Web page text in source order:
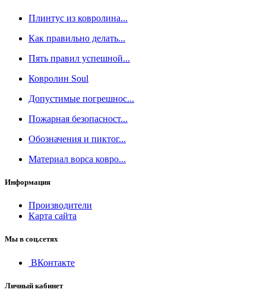
Плинтус из ковролина...
Как правильно делать...
Пять правил успешной...
Ковролин Soul
Допустимые погрешнос...
Пожарная безопасност...
Обозначения и пиктог...
Материал ворса ковро...
Информация
Производители
Карта сайта
Мы в соц.сетях
ВКонтакте
Личный кабинет